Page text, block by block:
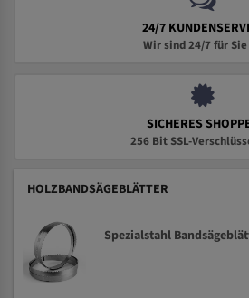
24/7
Wir sind 24/7 für Sie
SICHERES
256 Bit SSL-
HOLZBANDSÄGEBLÄTTER
Spezialstahl